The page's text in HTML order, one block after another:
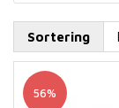
Sortering
56%